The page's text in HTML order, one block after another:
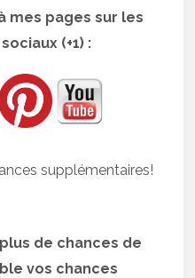
mes pages sur les
(+1) :
supplémentaires!
de chances de
vos chances